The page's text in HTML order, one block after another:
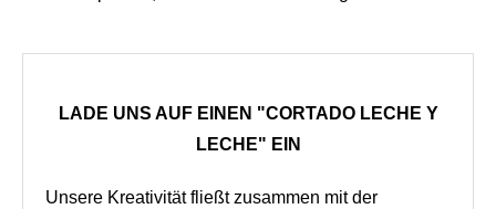
LADE UNS AUF EINEN "CORTADO LECHE Y
LECHE" EIN
Unsere Kreativität fließt zusammen mit der